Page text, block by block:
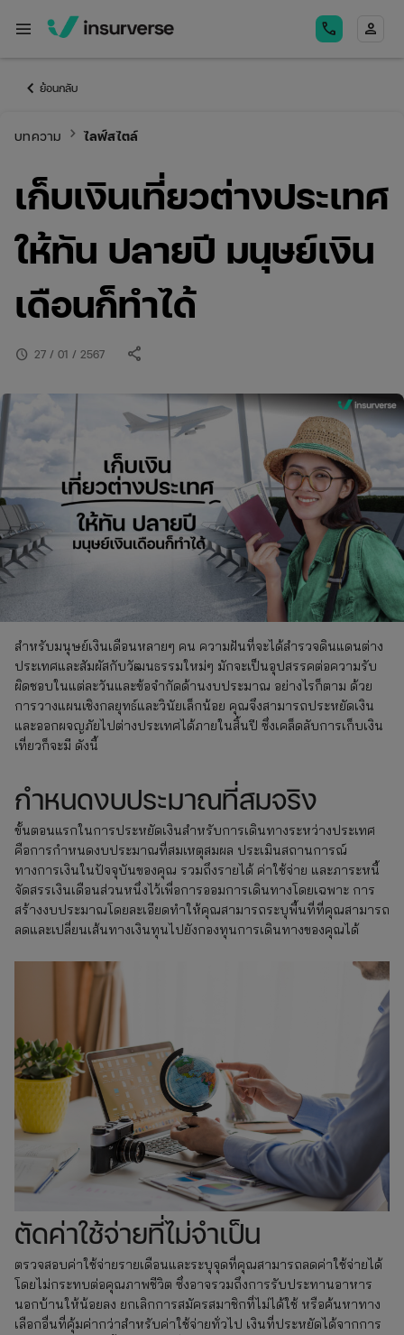
menu call person
keyboard_arrow_left ย้อนกลับ
บทความ keyboard_arrow_right ไลฟ์สไตล์
เก็บเงินเที่ยวต่างประเทศ
ให้ทัน ปลายปี มนุษย์เงิน
เดือนก็ทำได้
schedule 27 / 01 / 2567 share
สำหรับมนุษย์เงินเดือนหลายๆ คน ความฝันที่จะได้สำรวจดินแดนต่าง
ประเทศและสัมผัสกับวัฒนธรรมใหม่ๆ มักจะเป็นอุปสรรคต่อความรับ
ผิดชอบในแต่ละวันและข้อจำกัดด้านงบประมาณ อย่างไรก็ตาม ด้วย
การวางแผนเชิงกลยุทธ์และวินัยเล็กน้อย คุณจึงสามารถประหยัดเงิน
และออกผจญภัยไปต่างประเทศได้ภายในสิ้นปี ซึ่งเคล็ดลับการเก็บเงิน
เที่ยวก็จะมี ดังนี้
กำหนดงบประมาณที่สมจริง
ขั้นตอนแรกในการประหยัดเงินสำหรับการเดินทางระหว่างประเทศ
คือการกำหนดงบประมาณที่สมเหตุสมผล ประเมินสถานการณ์
ทางการเงินในปัจจุบันของคุณ รวมถึงรายได้ ค่าใช้จ่าย และภาระหนี้
จัดสรรเงินเดือนส่วนหนึ่งไว้เพื่อการออมการเดินทางโดยเฉพาะ การ
สร้างงบประมาณโดยละเอียดทำให้คุณสามารถระบุพื้นที่ที่คุณสามารถ
ลดและเปลี่ยนเส้นทางเงินทุนไปยังกองทุนการเดินทางของคุณได้
ตัดค่าใช้จ่ายที่ไม่จำเป็น
ตรวจสอบค่าใช้จ่ายรายเดือนและระบุจุดที่คุณสามารถลดค่าใช้จ่ายได้
โดยไม่กระทบต่อคุณภาพชีวิต ซึ่งอาจรวมถึงการรับประทานอาหาร
นอกบ้านให้น้อยลง ยกเลิกการสมัครสมาชิกที่ไม่ได้ใช้ หรือค้นหาทาง
เลือกอื่นที่คุ้มค่ากว่าสำหรับค่าใช้จ่ายทั่วไป เงินที่ประหยัดได้จากการ